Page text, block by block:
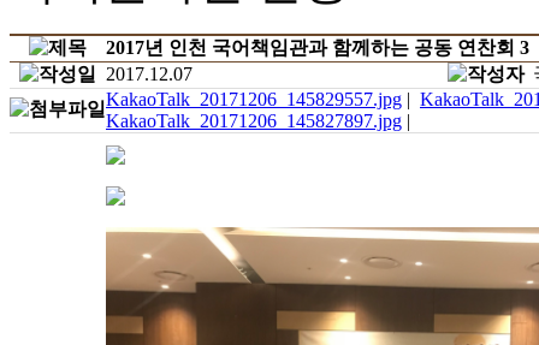
2017년 인천 국어책임관과 함께하는 공동 연찬회 3
2017.12.07
KakaoTalk_20171206_145829557.jpg |
KakaoTalk_20171206_145827897.jpg |